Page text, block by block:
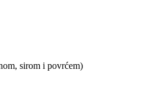
sirom i povrćem)